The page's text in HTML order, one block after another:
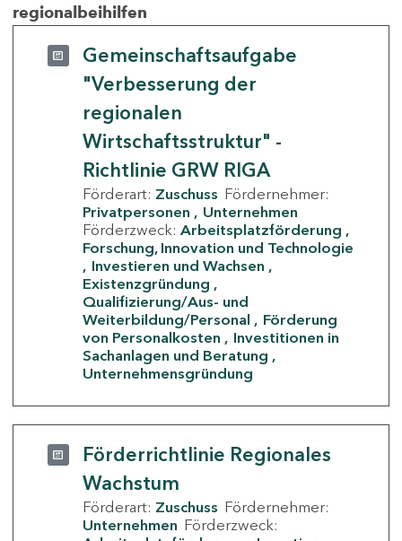
regionalbeihilfen
Gemeinschaftsaufgabe
"Verbesserung der
regionalen
Wirtschaftsstruktur" -
Richtlinie GRW RIGA
Förderart: Zuschuss Fördernehmer:
Privatpersonen
Unternehmen
Förderzweck: Arbeitsplatzförderung
Forschung, Innovation und Technologie
Investieren und Wachsen
Existenzgründung
Qualifizierung/Aus- und
Weiterbildung/Personal
Förderung
von Personalkosten
Investitionen in
Sachanlagen und Beratung
Unternehmensgründung
Förderrichtlinie Regionales
Wachstum
Förderart: Zuschuss Fördernehmer:
Unternehmen Förderzweck: